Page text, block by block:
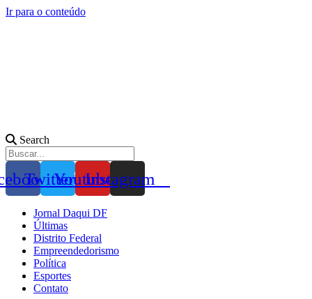
Ir para o conteúdo
Search
TwitterYoutubeInstagram
Jornal Daqui DF
Últimas
Distrito Federal
Empreendedorismo
Política
Esportes
Contato